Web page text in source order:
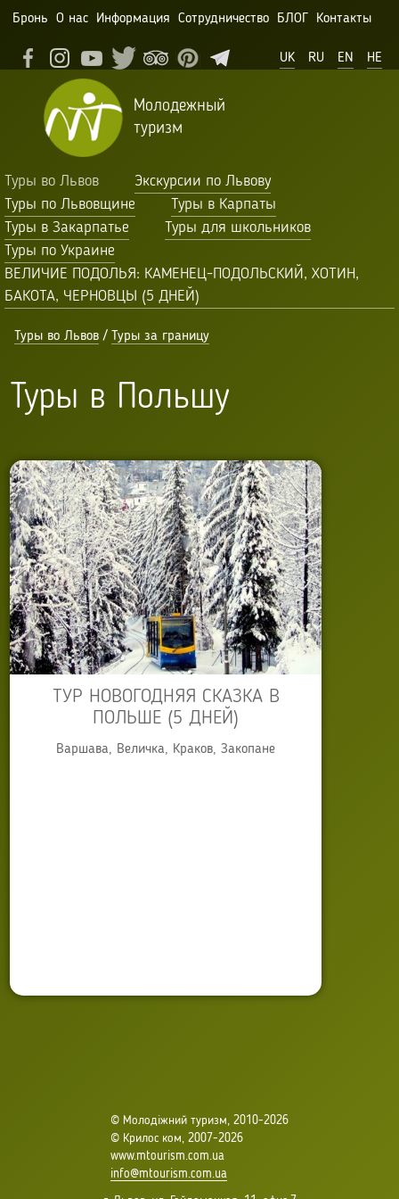
Бронь О нас Информация Сотрудничество БЛОГ Контакты
UK RU EN HE
Молодежный
туризм
Туры во Львов
Экскурсии по Львову
Туры по Львовщине
Туры в Карпаты
Туры в Закарпатье
Туры для школьников
Туры по Украине
ВЕЛИЧИЕ ПОДОЛЬЯ: КАМЕНЕЦ-ПОДОЛЬСКИЙ, ХОТИН,
БАКОТА, ЧЕРНОВЦЫ (5 ДНЕЙ)
Туры во Львов / Туры за границу
Туры в Польшу
ТУР НОВОГОДНЯЯ СКАЗКА В
ПОЛЬШЕ (5 ДНЕЙ)
Варшава, Величка, Краков, Закопане
© Молодіжний туризм, 2010-2026
© Крилос ком, 2007-2026
www.mtourism.com.ua
info@mtourism.com.ua